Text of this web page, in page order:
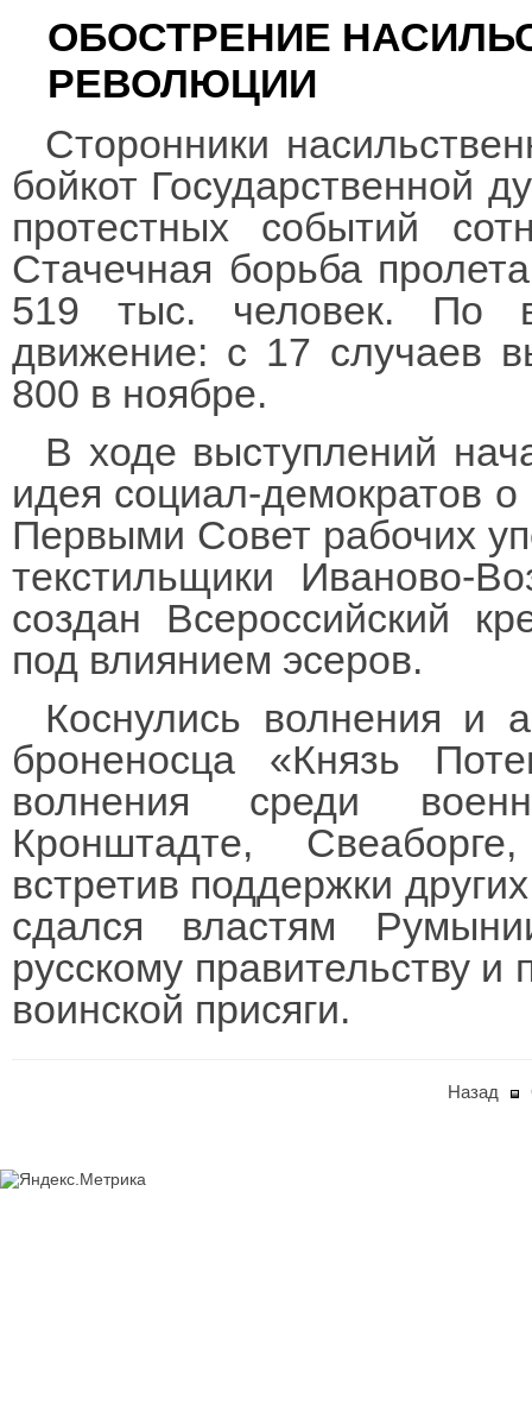
ОБОСТРЕНИЕ
РЕВОЛЮЦИИ
Сторонники
бойкот Государственной
протестных событий
Стачечная борьба
519 тыс. человек. По
движение: с 17 случаев
800 в ноябре.
В ходе выступлений
идея социал-демократов
Первыми Совет рабочих
текстильщики Иваново-
создан Всероссийский
под влиянием эсеров.
Коснулись волнения и
броненосца «Князь
волнения среди
Кронштадте,
встретив поддержки
сдался властям
русскому правительству
воинской присяги.
Назад